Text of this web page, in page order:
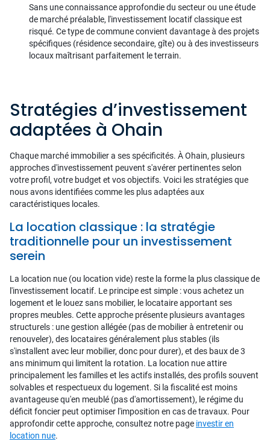
Sans une connaissance approfondie du secteur ou une étude
de marché préalable, l'investissement locatif classique est
risqué. Ce type de commune convient davantage à des projets
spécifiques (résidence secondaire, gîte) ou à des investisseurs
locaux maîtrisant parfaitement le terrain.
Stratégies d’investissement
adaptées à Ohain
Chaque marché immobilier a ses spécificités. À Ohain, plusieurs
approches d'investissement peuvent s'avérer pertinentes selon
votre profil, votre budget et vos objectifs. Voici les stratégies que
nous avons identifiées comme les plus adaptées aux
caractéristiques locales.
La location classique : la stratégie
traditionnelle pour un investissement
serein
La location nue (ou location vide) reste la forme la plus classique de
l'investissement locatif. Le principe est simple : vous achetez un
logement et le louez sans mobilier, le locataire apportant ses
propres meubles. Cette approche présente plusieurs avantages
structurels : une gestion allégée (pas de mobilier à entretenir ou
renouveler), des locataires généralement plus stables (ils
s'installent avec leur mobilier, donc pour durer), et des baux de 3
ans minimum qui limitent la rotation. La location nue attire
principalement les familles et les actifs installés, des profils souvent
solvables et respectueux du logement. Si la fiscalité est moins
avantageuse qu'en meublé (pas d'amortissement), le régime du
déficit foncier peut optimiser l'imposition en cas de travaux. Pour
approfondir cette approche, consultez notre page investir en
location nue.